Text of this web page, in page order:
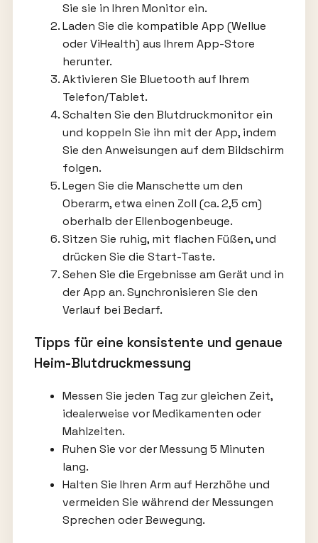
Sie sie in Ihren Monitor ein.
Laden Sie die kompatible App (Wellue
oder ViHealth) aus Ihrem App-Store
herunter.
Aktivieren Sie Bluetooth auf Ihrem
Telefon/Tablet.
Schalten Sie den Blutdruckmonitor ein
und koppeln Sie ihn mit der App, indem
Sie den Anweisungen auf dem Bildschirm
folgen.
Legen Sie die Manschette um den
Oberarm, etwa einen Zoll (ca. 2,5 cm)
oberhalb der Ellenbogenbeuge.
Sitzen Sie ruhig, mit flachen Füßen, und
drücken Sie die Start-Taste.
Sehen Sie die Ergebnisse am Gerät und in
der App an. Synchronisieren Sie den
Verlauf bei Bedarf.
Tipps für eine konsistente und genaue
Heim-Blutdruckmessung
Messen Sie jeden Tag zur gleichen Zeit,
idealerweise vor Medikamenten oder
Mahlzeiten.
Ruhen Sie vor der Messung 5 Minuten
lang.
Halten Sie Ihren Arm auf Herzhöhe und
vermeiden Sie während der Messungen
Sprechen oder Bewegung.